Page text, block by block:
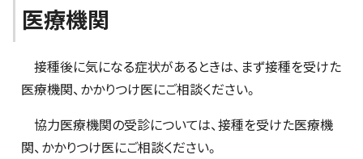
医療機関
接種後に気になる症状があるときは、まず接種を受けた
医療機関、かかりつけ医にご相談ください。
協力医療機関の受診については、接種を受けた医療機
関、かかりつけ医にご相談ください。